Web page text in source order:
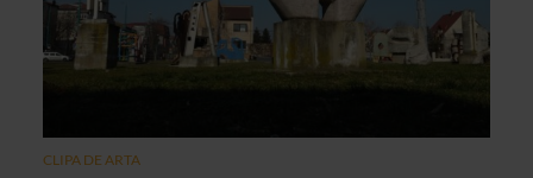
CLIPA DE ARTA